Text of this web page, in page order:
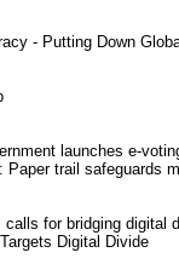
- Putting Down
launches e-
Paper trail safeguards
for bridging digital
Digital Divide